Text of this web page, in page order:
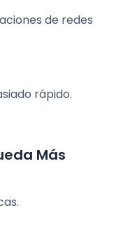
de redes
rápido.
Más